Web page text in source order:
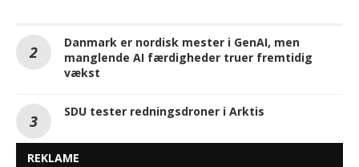
Danmark er nordisk mester i GenAI, men
manglende AI færdigheder truer fremtidig
vækst
SDU tester redningsdroner i Arktis
REKLAME